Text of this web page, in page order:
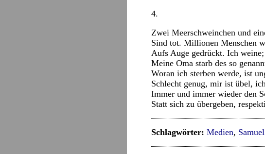
4.
Zwei Meerschweinchen und
Sind tot. Millionen Menschen
Aufs Auge gedrückt. Ich
Meine Oma starb des so
Woran ich sterben werde, ist
Schlecht genug, mir ist übel,
Immer und immer wieder den
Statt sich zu übergeben,
Schlagwörter: Medien,